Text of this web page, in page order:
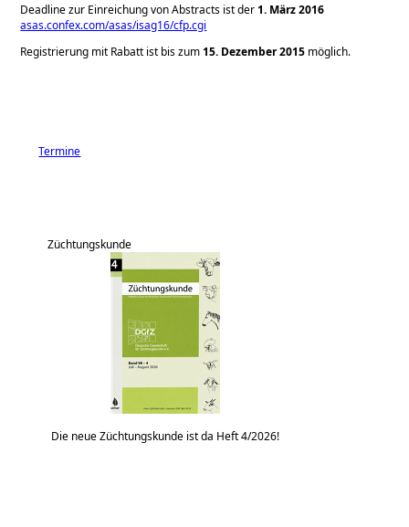
Deadline zur Einreichung von Abstracts ist der1. März 2016
asas.confex.com/asas/isag16/cfp.cgi
Registrierung mit Rabatt ist bis zum15. Dezember 2015 möglich.
Termine
Züchtungskunde
Die neue Züchtungskunde ist da Heft 4/2026!